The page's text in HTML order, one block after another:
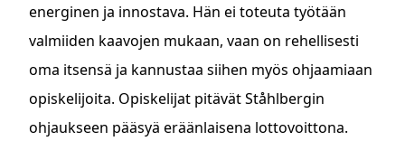
energinen ja innostava. Hän ei toteuta työtään
valmiiden kaavojen mukaan, vaan on rehellisesti
oma itsensä ja kannustaa siihen myös ohjaamiaan
opiskelijoita. Opiskelijat pitävät Ståhlbergin
ohjaukseen pääsyä eräänlaisena lottovoittona.